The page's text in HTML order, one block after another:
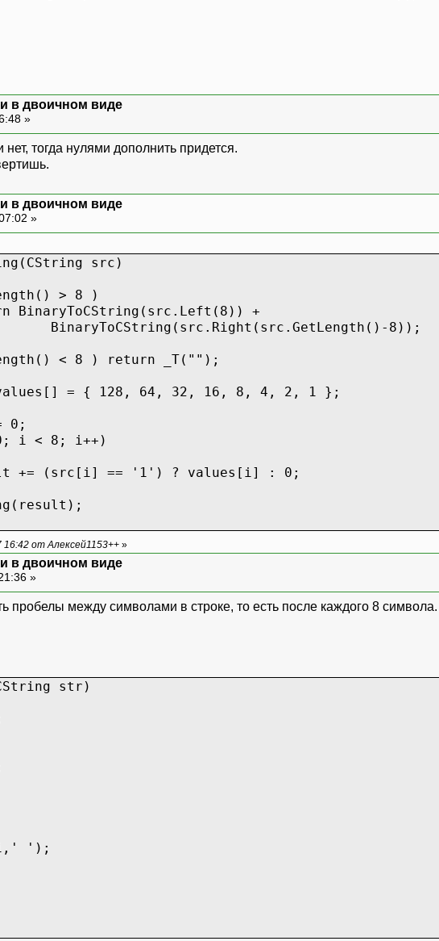
в двоичном виде
»
тогда нулями дополнить придется.
в двоичном виде
»
src)
> 8 )
BinaryToCString(src.Left(8)) +
8));
< 8 ) return _T("");
= { 128, 64, 32, 16, 8, 4, 2, 1 };
0;
i < 8; i++)
+= (src[i] == '1') ? values[i] : 0;
от Алексей1153++ »
в двоичном виде
»
пробелы между символами в строке, то есть после каждого 8
str)
');